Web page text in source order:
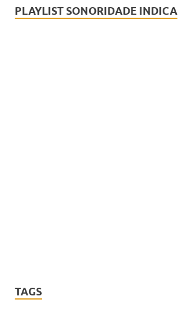
PLAYLIST SONORIDADE INDICA
TAGS